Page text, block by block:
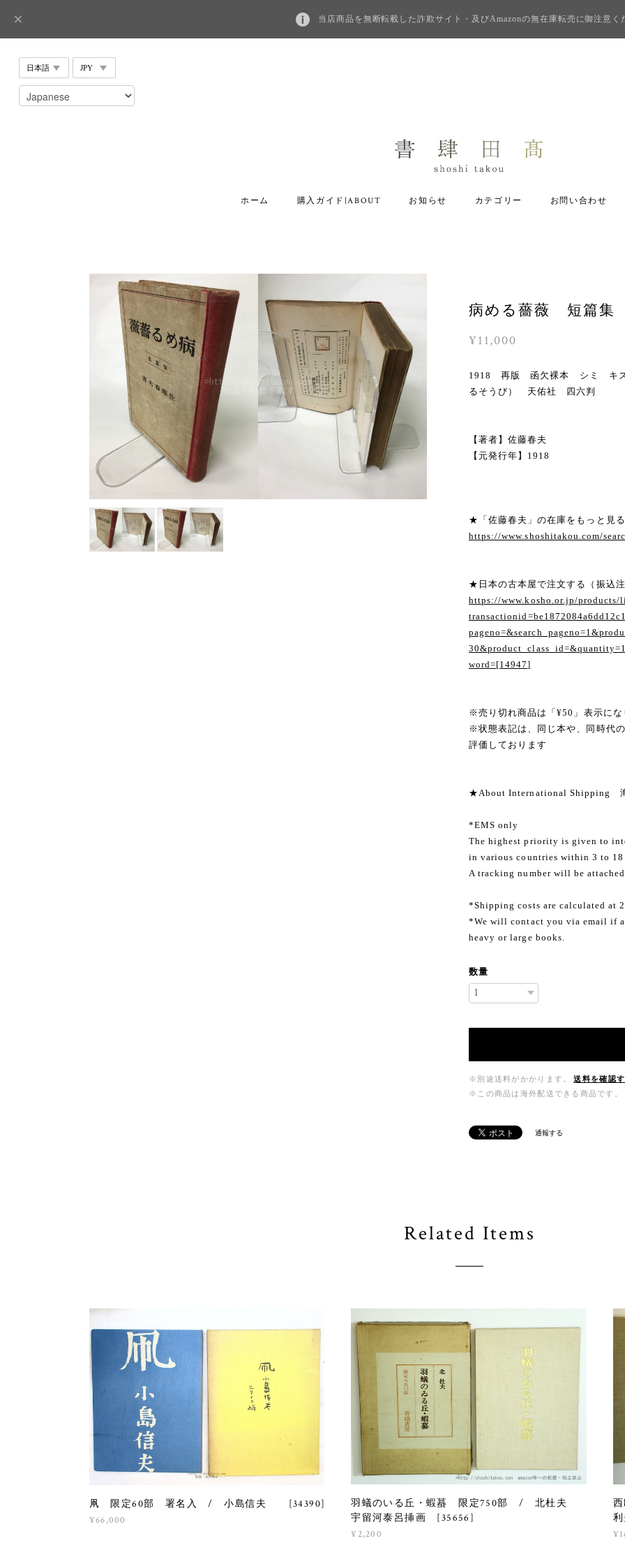
当店商品を無断転載した詐欺サイト・及びAmazonの無在庫転売に御注意く
ホーム 購入ガイド|ABOUT お知らせ カテゴリー お問い合わせ
病める薔薇 短篇
¥11,000
1918 再版 函欠裸本 シミ キズ
るそうび） 天佑社 四六判 （
【著者】佐藤春夫
【元発行年】1918
★「佐藤春夫」の在庫をもっと見る
https://www.shoshitakou.com/
★日本の古本屋で注文する（振込
https://www.kosho.or.jp/products/
word=[14947]
※売り切れ商品は「¥50」表示にな
※状態表記は、同じ本や、同時代
評価しております
★About International Shipping
*EMS only
The highest priority is given to
in various countries within 3 to 18
A tracking number will be attached.
*Shipping costs are calculated at
*We will contact you via email if
heavy or large books.
数量
※別途送料がかかります。
送料を確認す
※この商品は海外配送できる商品です。
通報する
Related Items
凧 限定60部 署名入 / 小島信夫 [34390]
¥66,000
羽蟻のいる丘・蝦蟇 限定750部 / 北杜夫
宇留河泰呂挿画 [35656]
¥2,200